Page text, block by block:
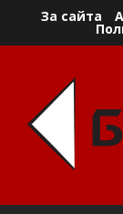
За сайта